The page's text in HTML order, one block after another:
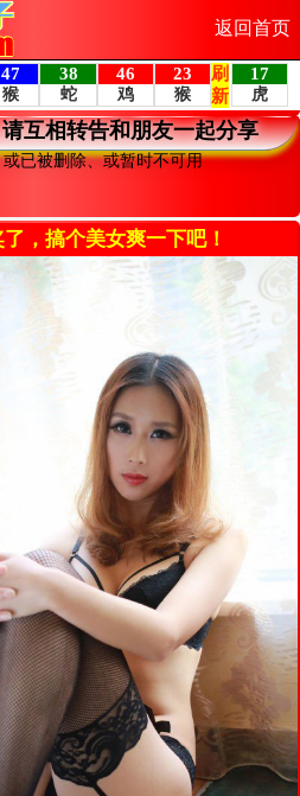
返回首页
互相转告和朋友一起分享
已被删除、或暂时不可用
，搞个美女爽一下吧！